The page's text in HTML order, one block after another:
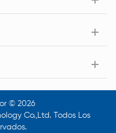
© 2026
Co.,Ltd. Todos Los